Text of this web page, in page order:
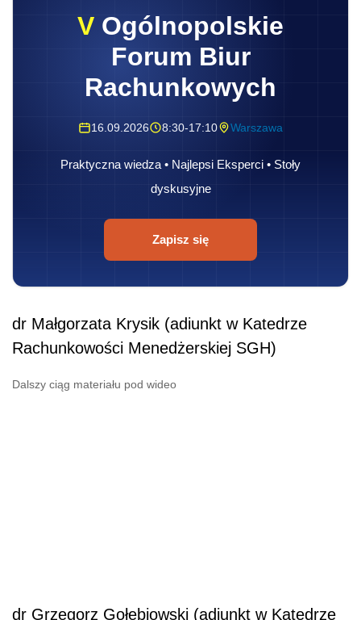
V Ogólnopolskie
Forum Biur
Rachunkowych
16.09.2026 8:30-17:10 Warszawa
Praktyczna wiedza • Najlepsi Eksperci • Stoły
dyskusyjne
Zapisz się
dr Małgorzata Krysik (adiunkt w Katedrze
Rachunkowości Menedżerskiej SGH)
Dalszy ciąg materiału pod wideo
dr Grzegorz Gołębiowski (adiunkt w Katedrze